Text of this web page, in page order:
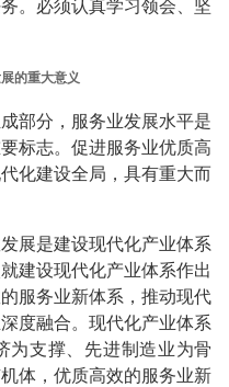
。必须认真学习领会、坚
的重大意义
分，服务业发展水平是
标志。促进服务业优质高
化建设全局，具有重大而
是建设现代化产业体系
建设现代化产业体系作出
服务业新体系，推动现代
度融合。现代化产业体系
为支撑、先进制造业为骨
体，优质高效的服务业新